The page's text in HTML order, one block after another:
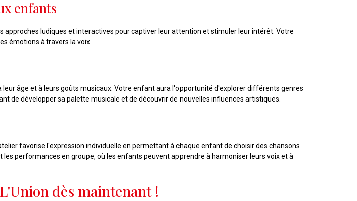
enfants
ludiques et interactives pour captiver leur attention et stimuler leur intérêt. Votre
émotions à travers la voix.
âge et à leurs goûts musicaux. Votre enfant aura l'opportunité d'explorer différents genres
de développer sa palette musicale et de découvrir de nouvelles influences artistiques.
favorise l'expression individuelle en permettant à chaque enfant de choisir des chansons
performances en groupe, où les enfants peuvent apprendre à harmoniser leurs voix et à
dès maintenant !